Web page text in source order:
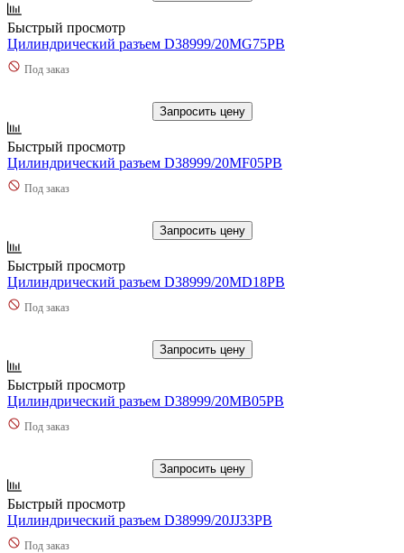
Быстрый просмотр
Цилиндрический разъем D38999/20MG75PB
Под заказ
Запросить цену
Быстрый просмотр
Цилиндрический разъем D38999/20MF05PB
Под заказ
Запросить цену
Быстрый просмотр
Цилиндрический разъем D38999/20MD18PB
Под заказ
Запросить цену
Быстрый просмотр
Цилиндрический разъем D38999/20MB05PB
Под заказ
Запросить цену
Быстрый просмотр
Цилиндрический разъем D38999/20JJ33PB
Под заказ